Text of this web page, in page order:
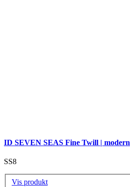
ID SEVEN SEAS Fine Twill | modern
SS8
Vis produkt